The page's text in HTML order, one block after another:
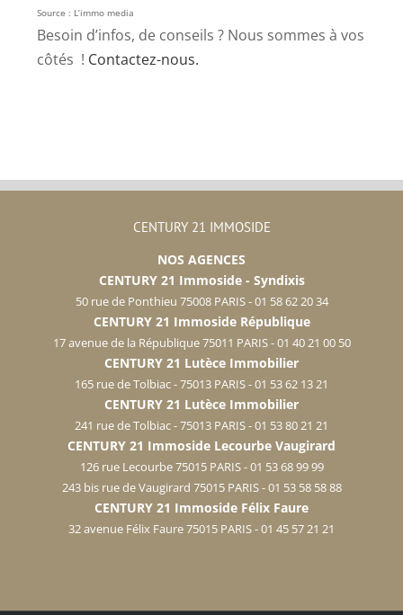
Source : L’immo media
Besoin d’infos, de conseils ? Nous sommes à vos
côtés ! Contactez-nous.
CENTURY 21 IMMOSIDE
NOS AGENCES
CENTURY 21 Immoside - Syndixis
50 rue de Ponthieu 75008 PARIS - 01 58 62 20 34
CENTURY 21 Immoside République
17 avenue de la République 75011 PARIS - 01 40 21 00 50
CENTURY 21 Lutèce Immobilier
165 rue de Tolbiac - 75013 PARIS - 01 53 62 13 21
CENTURY 21 Lutèce Immobilier
241 rue de Tolbiac - 75013 PARIS - 01 53 80 21 21
CENTURY 21 Immoside Lecourbe Vaugirard
126 rue Lecourbe 75015 PARIS - 01 53 68 99 99
243 bis rue de Vaugirard 75015 PARIS - 01 53 58 58 88
CENTURY 21 Immoside Félix Faure
32 avenue Félix Faure 75015 PARIS - 01 45 57 21 21